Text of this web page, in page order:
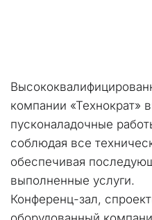
компании «Технократ»
пусконаладочные
соблюдая все
обеспечивая
выполненные услуги.
Конференц-зал,